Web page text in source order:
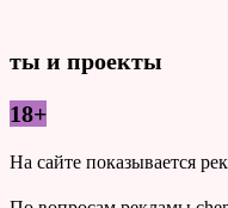
ты и проекты
18+
На сайте показывается